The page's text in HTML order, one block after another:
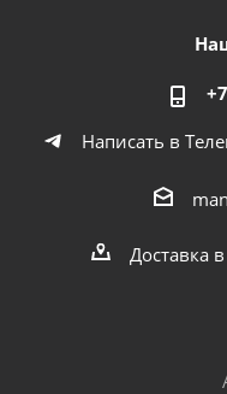
Написать в
Доставка